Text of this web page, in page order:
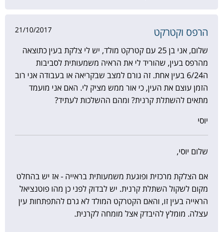
הרפס וקטרקט 21/10/2017
שלום, אני בן 25 עם קטרקט מולד, יש לי צלקת בעין כתוצאה
מהרפס בעין, שהוריד לי את הראיה משמעותית לסביבות
ה6/24 בעין אחת. זה גורם למצב שבקריאה או בעבודה אני רוב
הזמן עוצם את העין, כי אור ממש מציק לי. האם אני מועמד
מתאים להשתלת קרנית? ומהם ההשלכות לעתיד?
יוסי
שלום יוסי,
אם הצלקת מרכזית ופוגעת משמעותית בראייה - אז יש בהחלט
מקום לשקול השתלת קרנית. יש לבדוק לפני כן מהו פוטנציאל
הראייה בעין זו, והאם הקטרקט המולד לא גרם להתפתחות עין
עצלה. מומלץ להיבדק אצל מומחה לקרנית.